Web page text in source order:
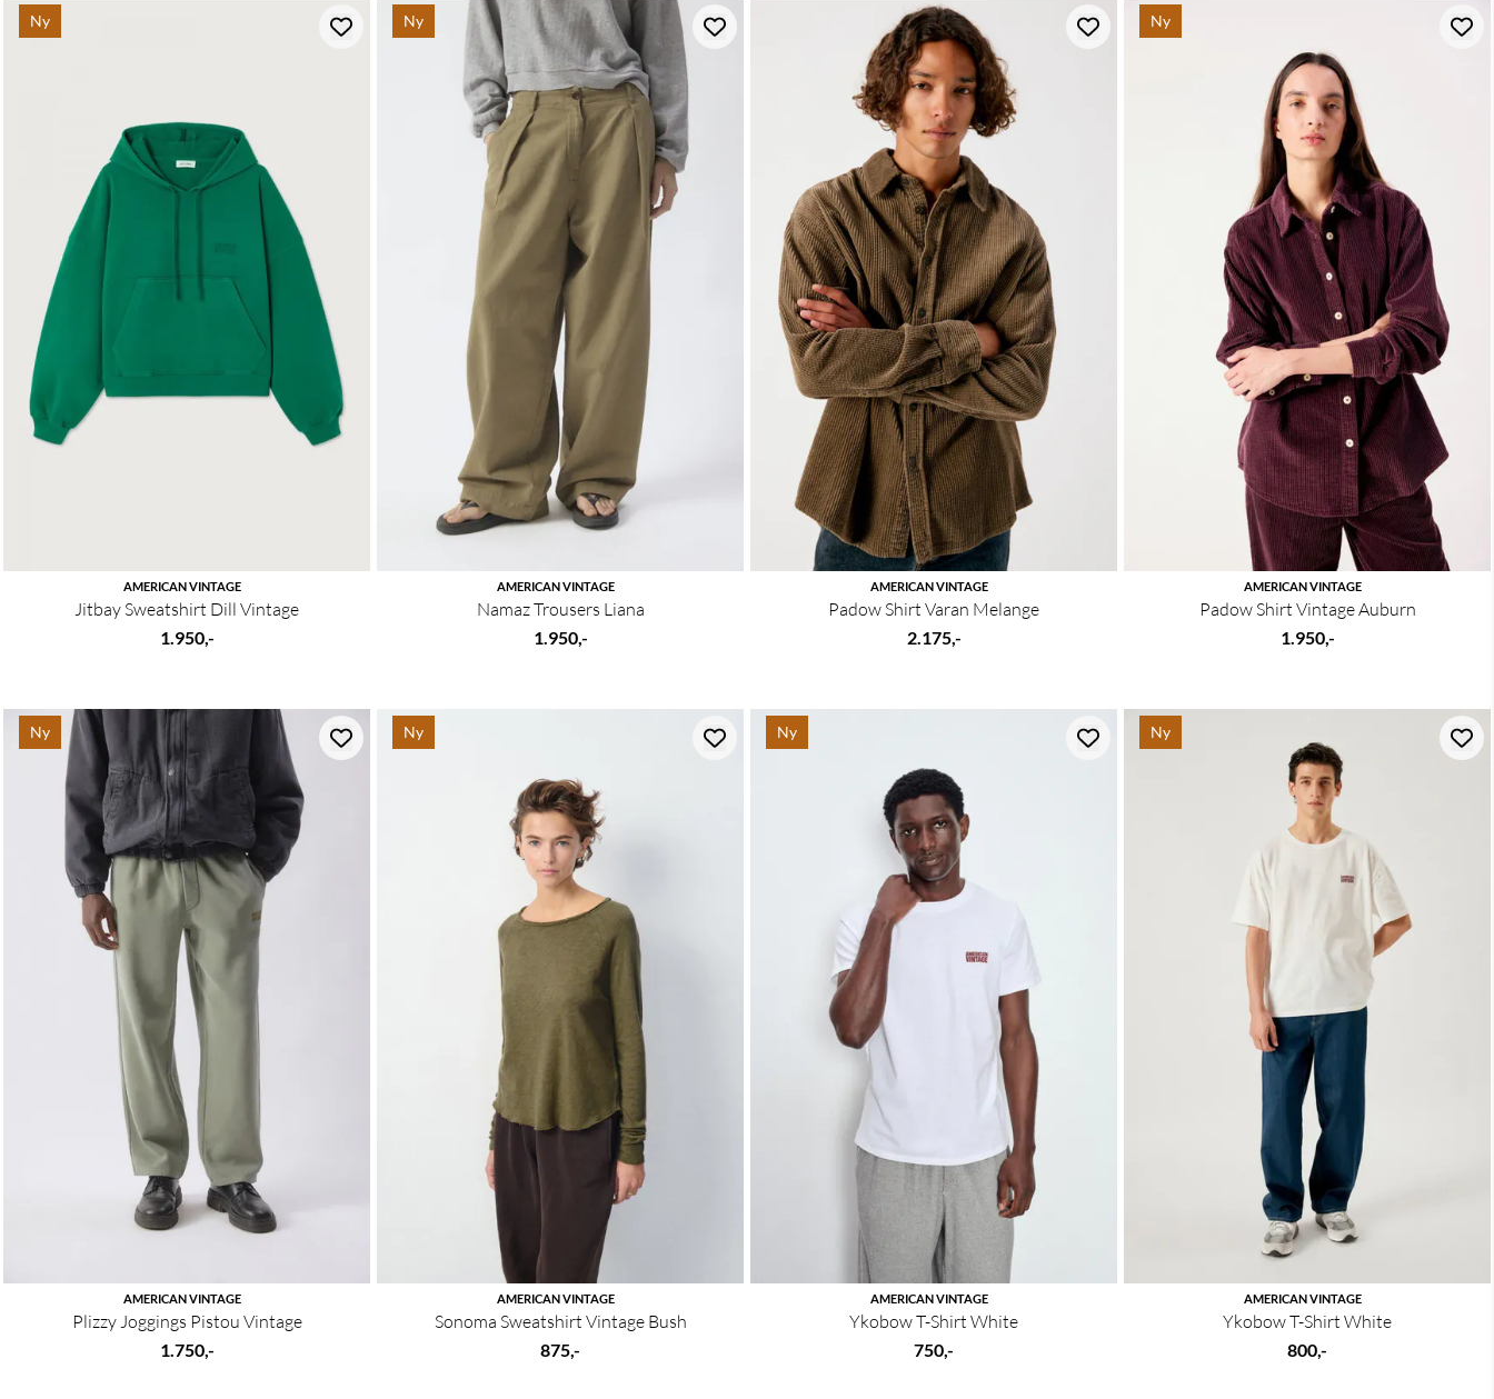
Ny
AMERICAN VINTAGE
Jitbay Sweatshirt Dill Vintage
1.950,-
Ny
AMERICAN VINTAGE
Namaz Trousers Liana
1.950,-
AMERICAN VINTAGE
Padow Shirt Varan Melange
2.175,-
Ny
AMERICAN VINTAGE
Padow Shirt Vintage Auburn
1.950,-
Ny
AMERICAN VINTAGE
Plizzy Joggings Pistou Vintage
1.750,-
Ny
AMERICAN VINTAGE
Sonoma Sweatshirt Vintage Bush
875,-
Ny
AMERICAN VINTAGE
Ykobow T-Shirt White
750,-
Ny
AMERICAN VINTAGE
Ykobow T-Shirt White
800,-